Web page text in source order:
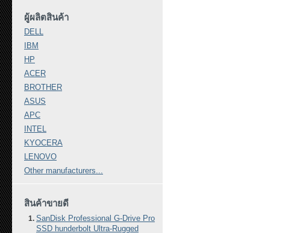
ผู้ผลิตสินค้า
DELL
IBM
HP
ACER
BROTHER
ASUS
APC
INTEL
KYOCERA
LENOVO
Other manufacturers...
สินค้าขายดี
SanDisk Professional G-Drive Pro
SSD hunderbolt Ultra-Rugged